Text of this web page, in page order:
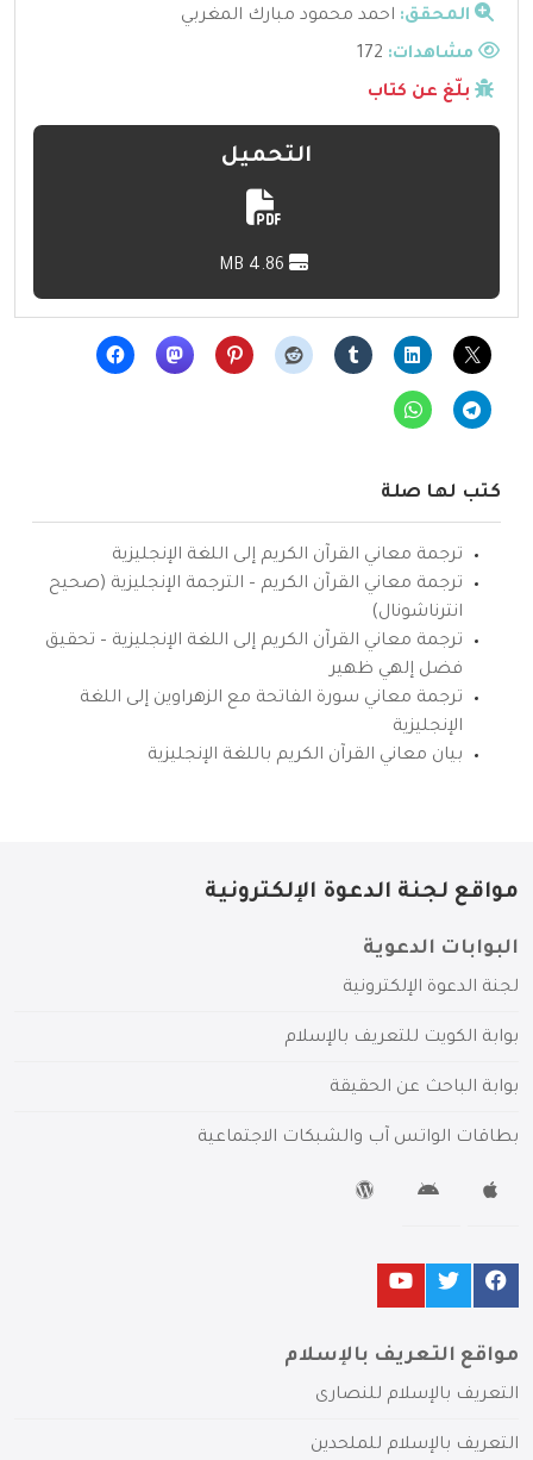
المحقق: احمد محمود مبارك المغربي
مشاهدات:
بلّغ عن كتاب
التحميل
كتب لها صلة
ترجمة معاني القرآن الكريم إلى اللغة الإنجليزية
ترجمة معاني القرآن الكريم – الترجمة الإنجليزية (صحيح
انترناشونال)
ترجمة معاني القرآن الكريم إلى اللغة الإنجليزية – تحقيق
فضل إلهي ظهير
ترجمة معاني سورة الفاتحة مع الزهراوين إلى اللغة
الإنجليزية
بيان معاني القرآن الكريم باللغة الإنجليزية
مواقع لجنة الدعوة الإلكترونية
البوابات الدعوية
لجنة الدعوة الإلكترونية
بوابة الكويت للتعريف بالإسلام
بوابة الباحث عن الحقيقة
بطاقات الواتس آب والشبكات الاجتماعية
مواقع التعريف بالإسلام
التعريف بالإسلام للنصارى
التعريف بالإسلام للملحدين